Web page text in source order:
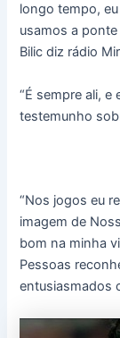
longo tempo,
usamos a
Bilic diz rádio
“É sempre ali,
testemunho
“Nos jogos eu
imagem de
bom na minha
Pessoas
entusiasmados